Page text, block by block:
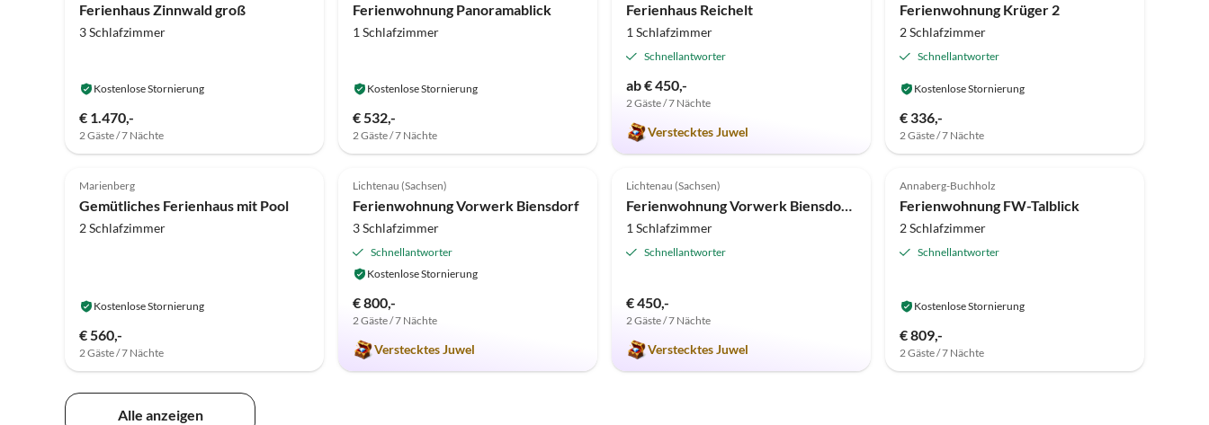
Ferienhaus Zinnwald groß
3 Schlafzimmer
Kostenlose Stornierung
€ 1.470,-
2 Gäste / 7 Nächte
Ferienwohnung Panoramablick
1 Schlafzimmer
Kostenlose Stornierung
€ 532,-
2 Gäste / 7 Nächte
Ferienhaus Reichelt
1 Schlafzimmer
Schnellantworter
ab € 450,-
2 Gäste / 7 Nächte
Verstecktes Juwel
Ferienwohnung Krüger 2
2 Schlafzimmer
Schnellantworter
Kostenlose Stornierung
€ 336,-
2 Gäste / 7 Nächte
Top-Inserat
4.5 (6)
Marienberg
Gemütliches Ferienhaus mit Pool
2 Schlafzimmer
Kostenlose Stornierung
€ 560,-
2 Gäste / 7 Nächte
Top-Inserat
5.0 (2)
Lichtenau (Sachsen)
Ferienwohnung Vorwerk Biensdorf
3 Schlafzimmer
Schnellantworter
Kostenlose Stornierung
€ 800,-
2 Gäste / 7 Nächte
Verstecktes Juwel
Top-Inserat
5.0 (1)
Lichtenau (Sachsen)
Ferienwohnung Vorwerk Biensdorf 2
1 Schlafzimmer
Schnellantworter
€ 450,-
2 Gäste / 7 Nächte
Verstecktes Juwel
Top-Inserat
Annaberg-Buchholz
Ferienwohnung FW-Talblick
2 Schlafzimmer
Schnellantworter
Kostenlose Stornierung
€ 809,-
2 Gäste / 7 Nächte
Alle anzeigen